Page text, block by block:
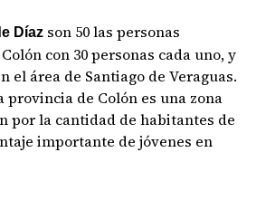
Díaz son 50 las personas
con 30 personas cada uno, y
el área de Santiago de Veraguas.
provincia de Colón es una zona
por la cantidad de habitantes de
importante de jóvenes en